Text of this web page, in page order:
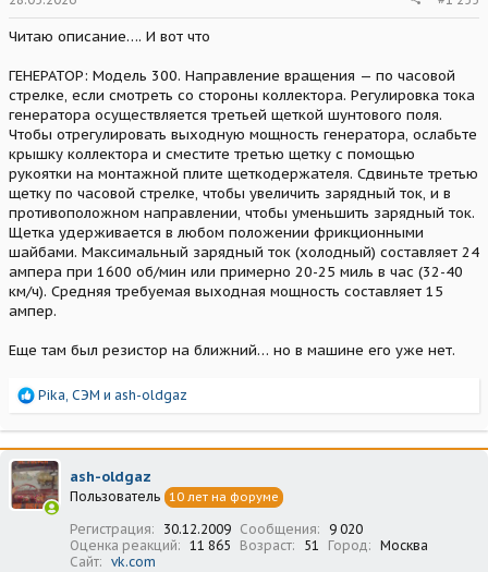
Читаю описание…. И вот что
ГЕНЕРАТОР: Модель 300. Направление вращения — по часовой
стрелке, если смотреть со стороны коллектора. Регулировка тока
генератора осуществляется третьей щеткой шунтового поля.
Чтобы отрегулировать выходную мощность генератора, ослабьте
крышку коллектора и сместите третью щетку с помощью
рукоятки на монтажной плите щеткодержателя. Сдвиньте третью
щетку по часовой стрелке, чтобы увеличить зарядный ток, и в
противоположном направлении, чтобы уменьшить зарядный ток.
Щетка удерживается в любом положении фрикционными
шайбами. Максимальный зарядный ток (холодный) составляет 24
ампера при 1600 об/мин или примерно 20-25 миль в час (32-40
км/ч). Средняя требуемая выходная мощность составляет 15
ампер.
Еще там был резистор на ближний… но в машине его уже нет.
Р
а
к
ц
и
и
Pika, СЭМ и ash-oldgaz
ash-oldgaz
Пользователь 10 лет на форуме
Регистрация 30.12.2009 Сообщения
9 020
Оценка реакций
11 865 Возраст 51 Город
Москва
Сайт
vk.com